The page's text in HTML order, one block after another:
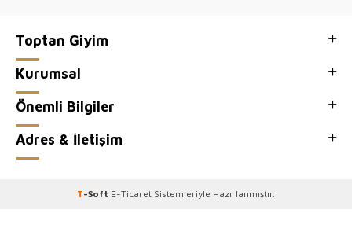
Toptan Giyim
Kurumsal
Önemli Bilgiler
Adres & İletişim
T-Soft E-Ticaret Sistemleriyle Hazırlanmıştır.